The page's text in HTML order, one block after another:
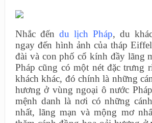
Nhắc đến du lịch Pháp, du
ngay đến hình ảnh của tháp
đài và con phố cổ kính đầy lãng
Pháp cũng có một nét đặc trưng
khách khác, đó chính là những
hương ở vùng ngoại ô nước
mệnh danh là nơi có những
nhất, lãng mạn và mộng mơ